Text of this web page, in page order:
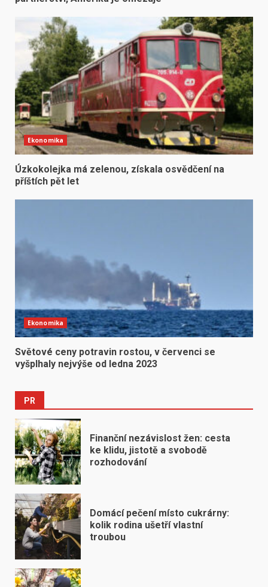
Ekonomika
Úzkokolejka má zelenou, získala osvědčení na
příštích pět let
Ekonomika
Světové ceny potravin rostou, v červenci se
vyšplhaly nejvýše od ledna 2023
PR
Finanční nezávislost žen: cesta
ke klidu, jistotě a svobodě
rozhodování
Domácí pečení místo cukrárny:
kolik rodina ušetří vlastní
troubou